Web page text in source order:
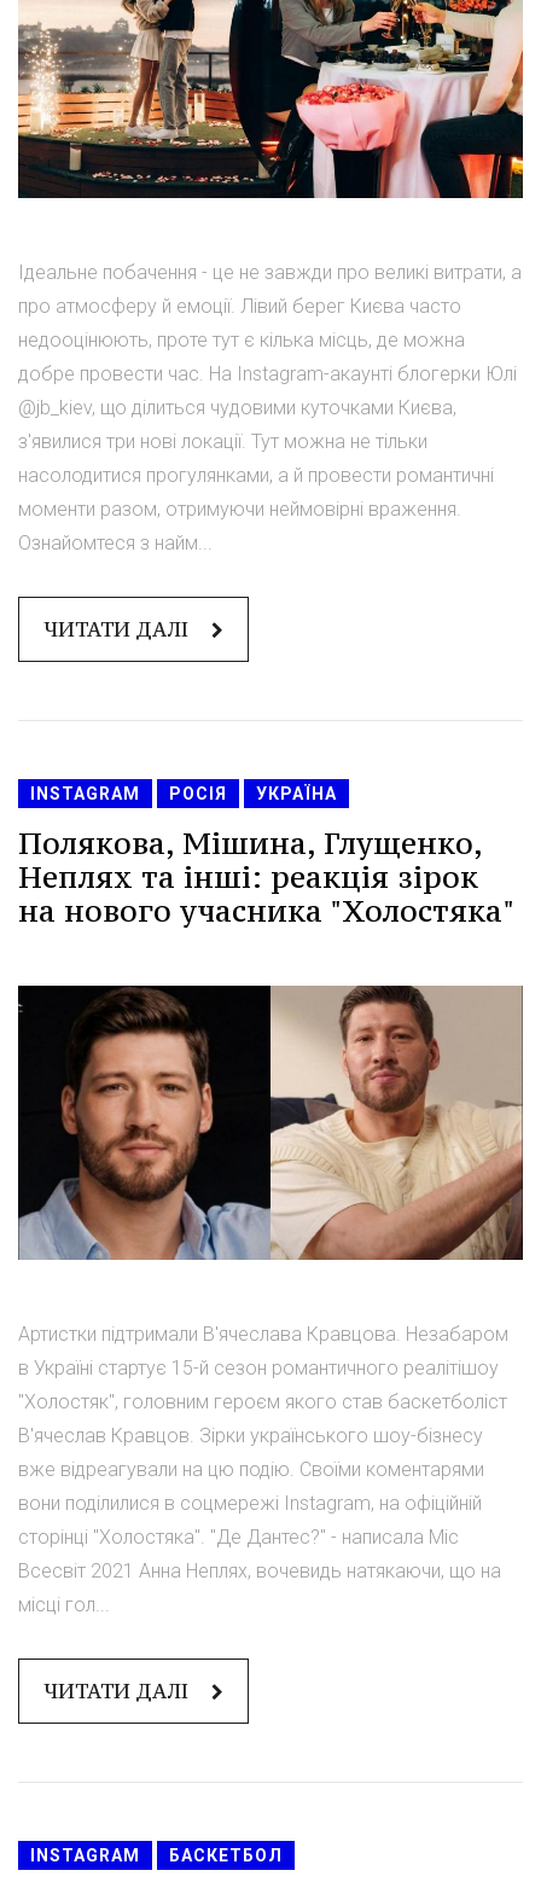
Ідеальне побачення - це не завжди про великі витрати, а
про атмосферу й емоції. Лівий берег Києва часто
недооцінюють, проте тут є кілька місць, де можна
добре провести час. На Instagram-акаунті блогерки Юлі
@jb_kiev, що ділиться чудовими куточками Києва,
з'явилися три нові локації. Тут можна не тільки
насолодитися прогулянками, а й провести романтичні
моменти разом, отримуючи неймовірні враження.
Ознайомтеся з найм...
ЧИТАТИ ДАЛІ
INSTAGRAM РОСІЯ УКРАЇНА
Полякова, Мішина, Глущенко,
Неплях та інші: реакція зірок
на нового учасника "Холостяка"
Артистки підтримали В'ячеслава Кравцова. Незабаром
в Україні стартує 15-й сезон романтичного реалітішоу
"Холостяк", головним героєм якого став баскетболіст
В'ячеслав Кравцов. Зірки українського шоу-бізнесу
вже відреагували на цю подію. Своїми коментарями
вони поділилися в соцмережі Instagram, на офіційній
сторінці "Холостяка". "Де Дантес?" - написала Міс
Всесвіт 2021 Анна Неплях, вочевидь натякаючи, що на
місці гол...
ЧИТАТИ ДАЛІ
INSTAGRAM БАСКЕТБОЛ